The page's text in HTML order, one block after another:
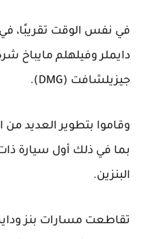
دايملر وفيلهلم مايباخ
جيزيلشافت (DMG).
وقاموا بتطوير العديد من
بما في ذلك أول سيارة
البنزين.